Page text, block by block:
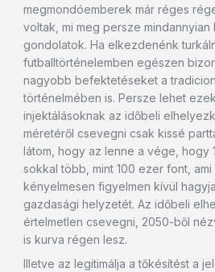
megmondóemberek már réges
voltak, mi meg persze
gondolatok. Ha elkezdenénk
futballtörténelemben egészen
nagyobb befektetéseket a
történelmében is. Persze lehet
injektálásoknak az időbeli
méretéről csevegni csak kissé
látom, hogy az lenne a vége, hogy
sokkal több, mint 100 ezer font,
kényelmesen figyelmen kívül
gazdasági helyzetét. Az időbeli
értelmetlen csevegni, 2050-ből
is kurva régen lesz.
Illetve az legitimálja a tőkésítést a